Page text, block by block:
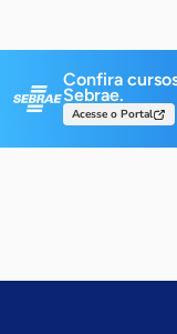
Confira
Sebrae.
Acesse o Portal